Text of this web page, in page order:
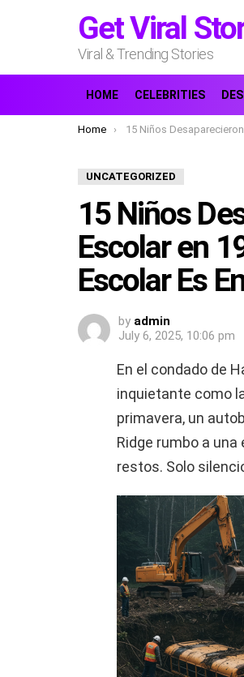
Get Viral
Viral & Trending Stories
HOME CELEBRITIES
You are here:
Home 15 Niños Desaparecieron en una Excursión Escolar en 1986 — 39 Años
UNCATEGORIZED
15 Niños
Escolar en
Escolar Es
by admin
July 6, 2025, 10:06 pm
En el condado de
inquietante como
primavera, un
Ridge rumbo a
restos. Solo